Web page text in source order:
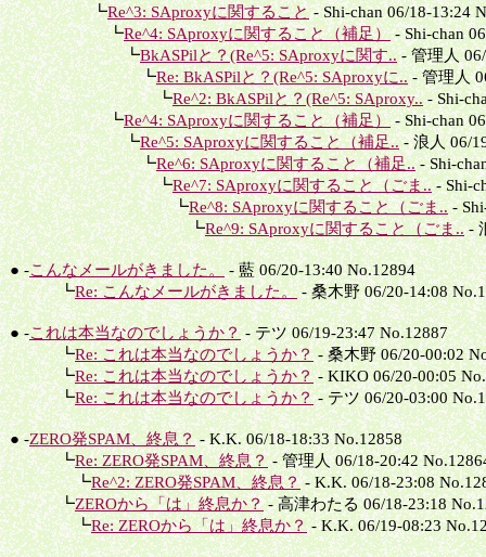
┗Re^3: SAproxyに関すること- Shi-chan 06/18-13:24
┗Re^4: SAproxyに関すること（補足）- Shi-chan
┗BkASPilと？(Re^5: SAproxyに関す..- 管理人
┗Re: BkASPilと？(Re^5: SAproxyに..- 管理人
┗Re^2: BkASPilと？(Re^5: SAproxy..- Shi-
┗Re^4: SAproxyに関すること（補足）- Shi-chan
┗Re^5: SAproxyに関すること（補足..- 浪人 06/
┗Re^6: SAproxyに関すること（補足..- Shi-
┗Re^7: SAproxyに関すること（ごま..- Shi-
┗Re^8: SAproxyに関すること（ごま..-
┗Re^9: SAproxyに関すること（ごま..-
● -こんなメールがきました。- 藍 06/20-13:40 No.12894
┗Re: こんなメールがきました。- 桑木野 06/20-14:08
● -これは本当なのでしょうか？- テツ 06/19-23:47 No.12887
┗Re: これは本当なのでしょうか？- 桑木野 06/20-00:02
┗Re: これは本当なのでしょうか？- KIKO 06/20-00:05
┗Re: これは本当なのでしょうか？- テツ 06/20-03:00
● -ZERO発SPAM、終息？- K.K. 06/18-18:33 No.12858
┗Re: ZERO発SPAM、終息？- 管理人 06/18-20:42
┗Re^2: ZERO発SPAM、終息？- K.K. 06/18-23:08
┗ZEROから「は」終息か？- 高津わたる 06/18-23:18
┗Re: ZEROから「は」終息か？- K.K. 06/19-08:23